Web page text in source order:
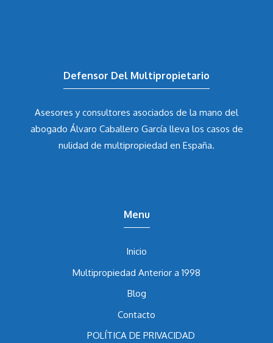
Asesores y consultores asociados de la mano del
abogado Álvaro Caballero Garcíalleva los casos de
Inicio
Multipropiedad Anterior a 1998
Blog
Contacto